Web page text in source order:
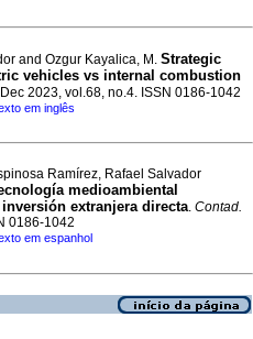
and Ozgur Kayalica, M. Strategic
vehicles vs internal combustion
2023, vol.68, no.4. ISSN 0186-1042
em inglês
Ramírez, Rafael Salvador
medioambiental
extranjera directa. Contad.
0186-1042
em espanhol